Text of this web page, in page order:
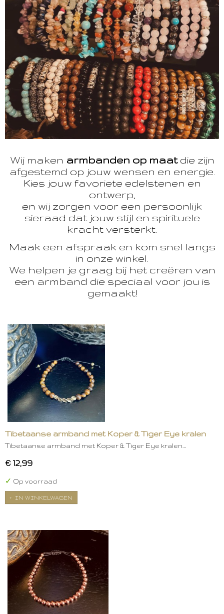
Wij maken armbanden op maatdie zijn
afgestemd op jouw wensen en energie.
Kies jouw favoriete edelstenen en
ontwerp,
en wij zorgen voor een persoonlijk
sieraad dat jouw stijl en spirituele
kracht versterkt.
Maak een afspraak en kom snel langs
in onze winkel.
We helpen je graag bij het creëren van
een armband die speciaal voor jou is
gemaakt!
Tibetaanse armband met Koper & Tiger Eye kralen
Tibetaanse armband met Koper & Tiger Eye kralen…
€ 12,99
✓ Op voorraad
IN WINKELWAGEN